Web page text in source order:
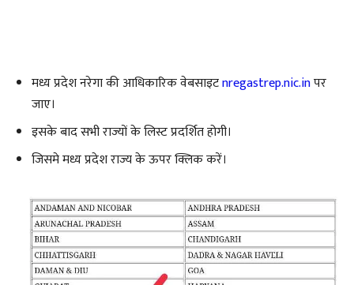
मध्य प्रदेश नरेगा की आधिकारिक वेबसाइटnregastrep.nic.inपर
जाए।
इसके बाद सभी राज्यों के लिस्ट प्रदर्शित होगी।
जिसमे मध्य प्रदेश राज्य के ऊपर क्लिक करें।